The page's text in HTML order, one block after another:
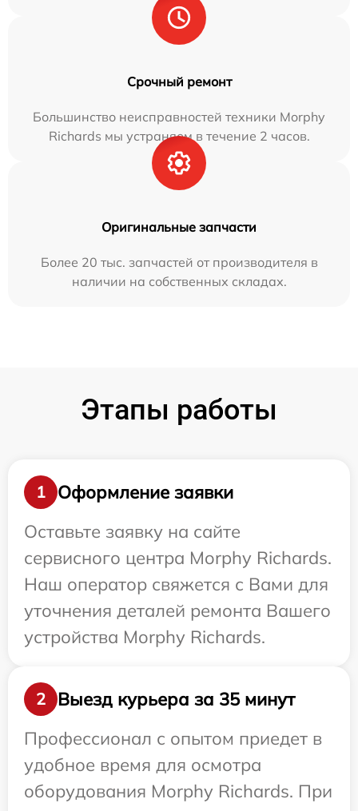
Срочный ремонт
Большинство неисправностей техники Morphy
Richards мы устраняем в течение 2 часов.
Оригинальные запчасти
Более 20 тыс. запчастей от производителя в
наличии на собственных складах.
Этапы работы
1
Оформление заявки
Оставьте заявку на сайте
сервисного центра Morphy Richards.
Наш оператор свяжется с Вами для
уточнения деталей ремонта Вашего
устройства Morphy Richards.
2
Выезд курьера за 35 минут
Профессионал с опытом приедет в
удобное время для осмотра
оборудования Morphy Richards. При